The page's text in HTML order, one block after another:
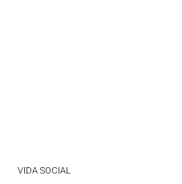
VIDA SOCIAL